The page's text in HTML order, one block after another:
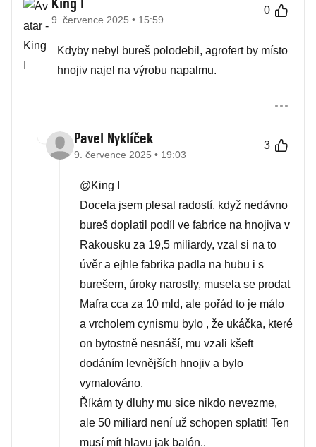
9. července 2025 • 15:59
0
Kdyby nebyl bureš polodebil, agrofert by místo
hnojiv najel na výrobu napalmu.
Pavel Nyklíček
9. července 2025 • 19:03
3
@King I
Docela jsem plesal radostí, když nedávno
bureš doplatil podíl ve fabrice na hnojiva v
Rakousku za 19,5 miliardy, vzal si na to
úvěr a ejhle fabrika padla na hubu i s
burešem, úroky narostly, musela se prodat
Mafra cca za 10 mld, ale pořád to je málo
a vrcholem cynismu bylo , že ukáčka, které
on bytostně nesnáší, mu vzali kšeft
dodáním levnějších hnojiv a bylo
vymalováno.
Říkám ty dluhy mu sice nikdo nevezme,
ale 50 miliard není už schopen splatit! Ten
musí mít hlavu jak balón..